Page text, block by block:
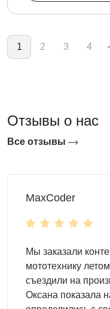
Нумерация
1 2 3 4
Отзывы о нас
Все отзывы
MaxCoder
Мы заказали
мототехнику
съездили на
Оксана показала